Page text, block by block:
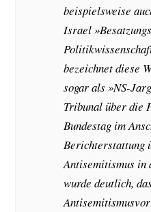
beispielsweise
Israel
bezeichnet diese
sogar als »NS-
Tribunal über die
Bundestag im
Berichterstattung
Antisemitismus in
wurde deutlich,